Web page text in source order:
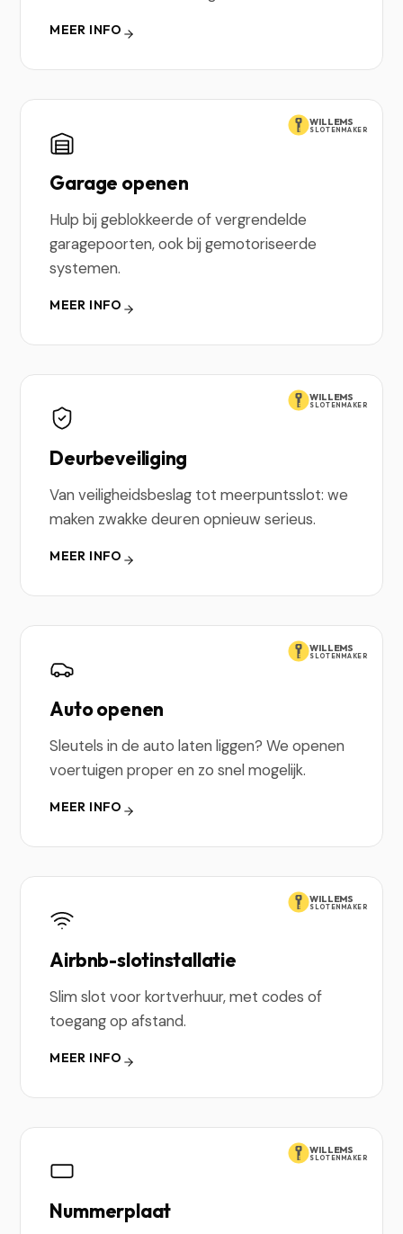
MEER INFO
WILLEMS
SLOTENMAKER
Garage openen
Hulp bij geblokkeerde of vergrendelde
garagepoorten, ook bij gemotoriseerde
systemen.
MEER INFO
WILLEMS
SLOTENMAKER
Deurbeveiliging
Van veiligheidsbeslag tot meerpuntsslot: we
maken zwakke deuren opnieuw serieus.
MEER INFO
WILLEMS
SLOTENMAKER
Auto openen
Sleutels in de auto laten liggen? We openen
voertuigen proper en zo snel mogelijk.
MEER INFO
WILLEMS
SLOTENMAKER
Airbnb-slotinstallatie
Slim slot voor kortverhuur, met codes of
toegang op afstand.
MEER INFO
WILLEMS
SLOTENMAKER
Nummerplaat